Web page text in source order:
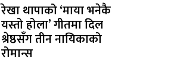
रेखा थापाको ‘माया भनेकै
यस्तो होला’ गीतमा दिल
श्रेष्ठसँग तीन नायिकाको
रोमान्स